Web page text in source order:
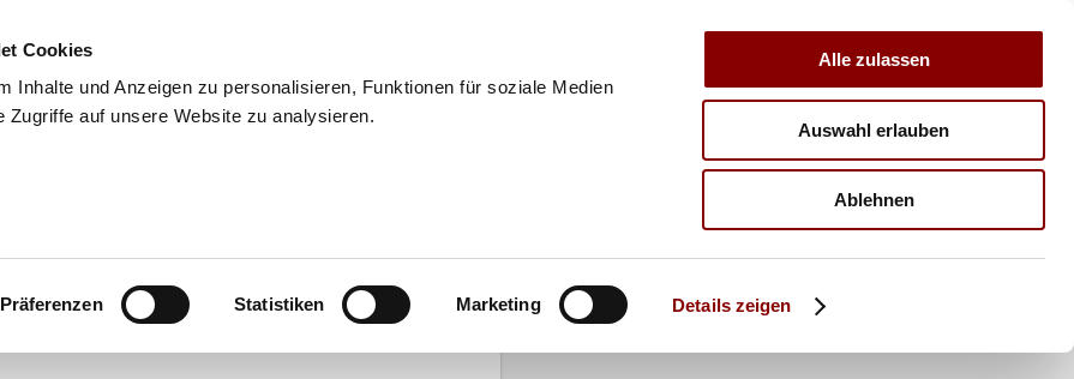
Cookies
Inhalte und Anzeigen zu personalisieren, Funktionen für soziale Medien
Zugriffe auf unsere Website zu analysieren.
Präferenzen Statistiken Marketing Details zeigen
Alle zulassen
Auswahl erlauben
Ablehnen
VERBAND TRAINER
Norbert Walter im belgischen